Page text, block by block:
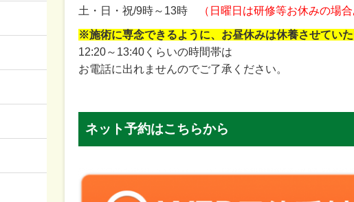
土・日・祝/9時～13時
（日曜日は研修等お休みの場
※施術に専念できるように、お昼休みは休養させてい
12:20～13:40くらいの時間帯は
お電話に出れませんのでご了承ください。
ネット予約はこちらから